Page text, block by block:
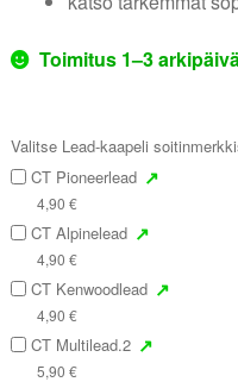
Toimitus 1–3
Valitse Lead-kaapeli
CT Pioneerlead ↗
4,90 €
CT Alpinelead ↗
4,90 €
CT Kenwoodlead ↗
4,90 €
CT Multilead.2 ↗
5,90 €